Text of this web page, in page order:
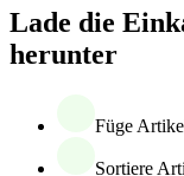
Lade die
herunter
Füge
Sortiere